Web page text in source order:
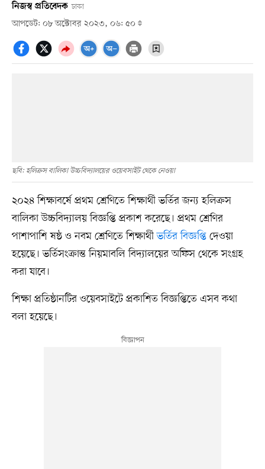
নিজস্ব প্রতিবেদক ঢাকা
আপডেট: ০৮ অক্টোবর ২০২৩, ০৬: ৫০
ছবি: হলিক্রস বালিকা উচ্চবিদ্যালয়ের ওয়েবসাইট থেকে নেওয়া
২০২৪ শিক্ষাবর্ষে প্রথম শ্রেণিতে শিক্ষার্থী ভর্তির জন্য হলিক্রস
বালিকা উচ্চবিদ্যালয় বিজ্ঞপ্তি প্রকাশ করেছে। প্রথম শ্রেণির
পাশাপাশি ষষ্ঠ ও নবম শ্রেণিতে শিক্ষার্থীভর্তির বিজ্ঞপ্তিদেওয়া
হয়েছে। ভর্তিসংক্রান্ত নিয়মাবলি বিদ্যালয়ের অফিস থেকে সংগ্রহ
করা যাবে।
শিক্ষা প্রতিষ্ঠানটির ওয়েবসাইটে প্রকাশিত বিজ্ঞপ্তিতে এসব কথা
বলা হয়েছে।